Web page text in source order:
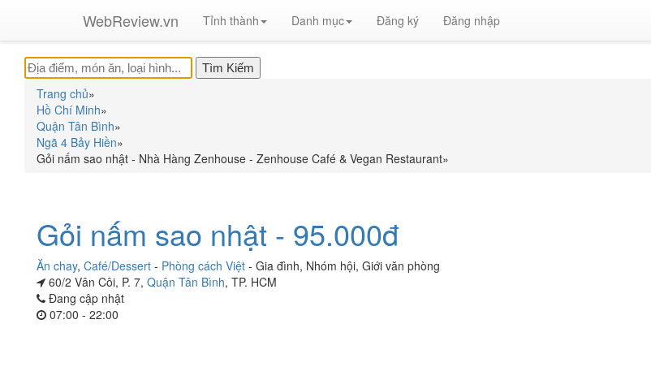
WebReview.vn Tỉnh thành Danh mục Đăng ký Đăng nhập
Trang chủ»
Hồ Chí Minh»
Quận Tân Bình»
Ngã 4 Bảy Hiền»
Gỏi nấm sao nhật - Nhà Hàng Zenhouse - Zenhouse Café & Vegan Restaurant»
Gỏi nấm sao nhật - 95.000đ
Ăn chay, Café/Dessert - Phòng cách Việt - Gia đình, Nhóm hội, Giới văn phòng
60/2 Vân Côi, P. 7, Quận Tân Bình, TP. HCM
Đang cập nhật
07:00 - 22:00